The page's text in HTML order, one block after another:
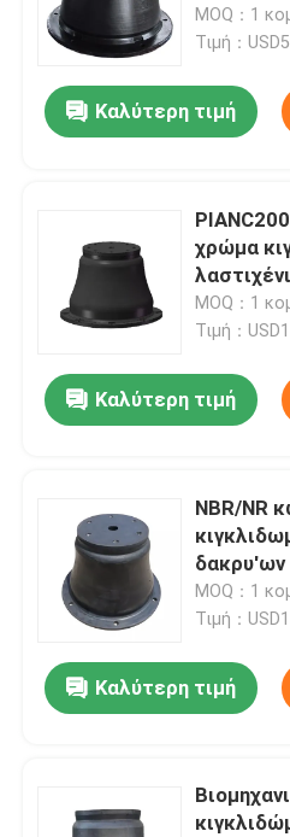
MOQ：1
Τιμή：
Καλύτερη τιμή
χρώμα
MOQ：1
Τιμή：
Καλύτερη τιμή
NBR/NR
MOQ：1
Τιμή：
Καλύτερη τιμή